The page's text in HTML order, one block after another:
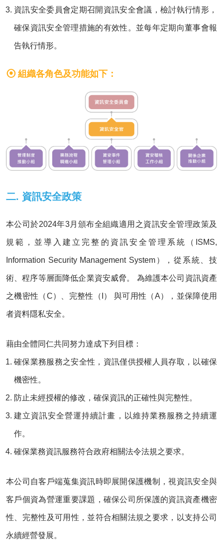
資訊安全委員會定期召開資訊安全會議，檢討執行情形，
確保資訊安全管理措施的有效性。並每年定期向董事會報
告執行情形。
組織各角色及功能如下：
二. 資訊安全政策
本公司於2024年3月頒布全組織適用之資訊安全管理政策及
規範，並導入建立完整的資訊安全管理系統（ISMS,
Information Security Management System），從系統、技
術、程序等層面降低企業資安威脅。 為維護本公司資訊資產
之機密性（C）、完整性（I） 與可用性（A），並保障使用
者資料隱私安全。
藉由全體同仁共同努力達成下列目標：
確保業務服務之安全性，資訊僅供授權人員存取，以確保
機密性。
防止未經授權的修改，確保資訊的正確性與完整性。
建立資訊安全營運持續計畫，以維持業務服務之持續運
作。
確保業務資訊服務符合政府相關法令法規之要求。
本公司自客戶端蒐集資訊時即展開保護機制，視資訊安全與
客戶個資為營運重要課題，確保公司所保護的資訊資產機密
性、完整性及可用性，並符合相關法規之要求，以支持公司
永續經營發展。